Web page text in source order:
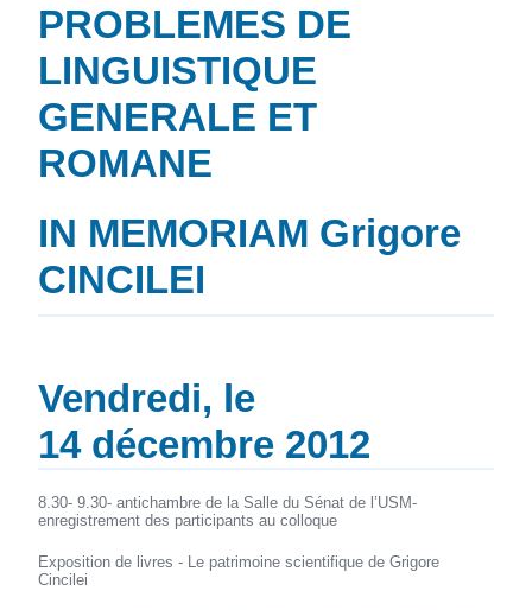
PROBLEMES DE
LINGUISTIQUE
GENERALE ET
ROMANE
IN MEMORIAM Grigore
CINCILEI
Vendredi, le
14 décembre 2012
8.30- 9.30- antichambre de la Salle du Sénat de l’USM-
enregistrement des participants au colloque
Exposition de livres - Le patrimoine scientifique de Grigore
Cincilei